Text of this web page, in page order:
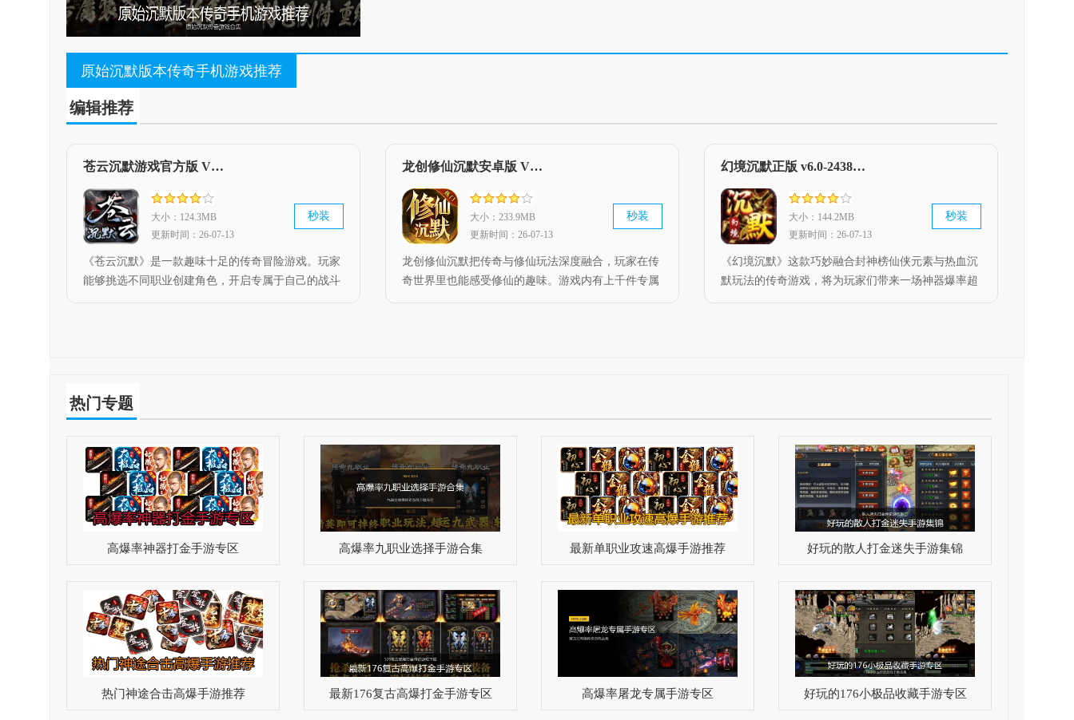
原始沉默版本传奇手机游戏推荐
编辑推荐
苍云沉默游戏官方版 V4.5.1
大小：124.3MB
更新时间：26-07-13
秒装
《苍云沉默》是一款趣味十足的传奇冒险游戏。玩家
能够挑选不同职业创建角色，开启专属于自己的战斗
冒险之旅。游戏内战斗流派多样，玩家可学习各类技
龙创修仙沉默安卓版 V4.5.1
大小：233.9MB
更新时间：26-07-13
秒装
龙创修仙沉默把传奇与修仙玩法深度融合，玩家在传
奇世界里也能感受修仙的趣味。游戏内有上千件专属
装备，全都能通过打怪掉落获取。不存在暗坑，消费
幻境沉默正版 v6.0-2438415
大小：144.2MB
更新时间：26-07-13
秒装
《幻境沉默》这款巧妙融合封神榜仙侠元素与热血沉
默玩法的传奇游戏，将为玩家们带来一场神器爆率超
高、福利惊喜不断的经典沉默玩法竞技对战体验，期
热门专题
高爆率神器打金手游专区 高爆率九职业选择手游合集 最新单职业攻速高爆手游推荐 好玩的散人打金迷失手游集锦
热门神途合击高爆手游推荐 最新176复古高爆打金手游专区 高爆率屠龙专属手游专区 好玩的176小极品收藏手游专区